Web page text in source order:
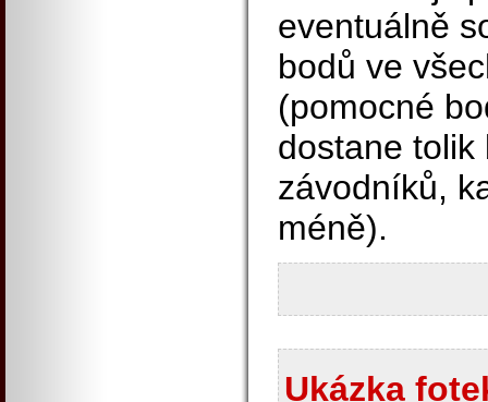
eventuálně
bodů ve
(pomocné
dostane tolik
závodníků,
méně).
Ukázka